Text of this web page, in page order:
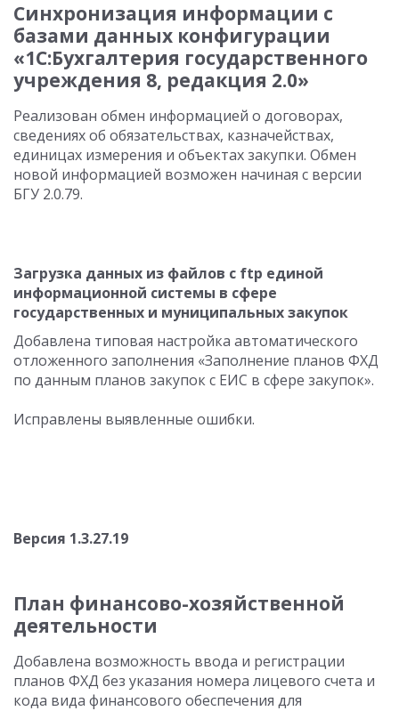
Синхронизация информации с
базами данных конфигурации
«1С:Бухгалтерия государственного
учреждения 8, редакция 2.0»
Реализован обмен информацией о договорах,
сведениях об обязательствах, казначействах,
единицах измерения и объектах закупки. Обмен
новой информацией возможен начиная с версии
БГУ 2.0.79.
Загрузка данных из файлов с ftp единой
информационной системы в сфере
государственных и муниципальных закупок
Добавлена типовая настройка автоматического
отложенного заполнения «Заполнение планов ФХД
по данным планов закупок с ЕИС в сфере закупок».
Исправлены выявленные ошибки.
Версия 1.3.27.19
План финансово-хозяйственной
деятельности
Добавлена возможность ввода и регистрации
планов ФХД без указания номера лицевого счета и
кода вида финансового обеспечения для